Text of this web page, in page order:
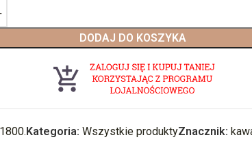
DODAJ DO KOSZYKA
Kategoria: Wszystkie produktyZnacznik: